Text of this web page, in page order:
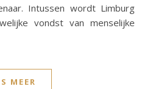
Intussen wordt Limburg
vondst van menselijke
MEER